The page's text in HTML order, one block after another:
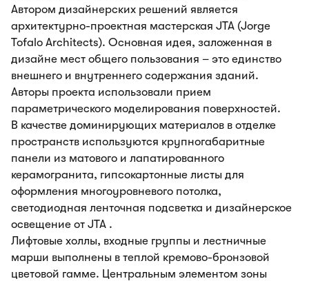
Автором дизайнерских решений является
архитектурно-проектная мастерская JTA (Jorge
Tofalo Architects). Основная идея, заложенная в
дизайне мест общего пользования – это единство
внешнего и внутреннего содержания зданий.
Авторы проекта использовали прием
параметрического моделирования поверхностей.
В качестве доминирующих материалов в отделке
пространств используются крупногабаритные
панели из матового и лапатированного
керамогранита, гипсокартонные листы для
оформления многоуровневого потолка,
светодиодная ленточная подсветка и дизайнерское
освещение от JTA .
Лифтовые холлы, входные группы и лестничные
марши выполнены в теплой кремово-бронзовой
цветовой гамме. Центральным элементом зоны